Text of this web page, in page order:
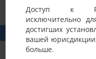
Доступ к
исключительно
достигших
вашей
больше.